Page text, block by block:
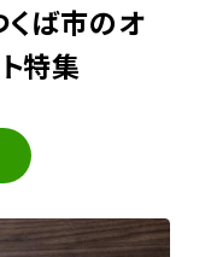
くば市のオ
特集